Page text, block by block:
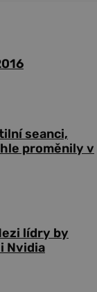
seanci,
proměnily v
lídry by
Nvidia